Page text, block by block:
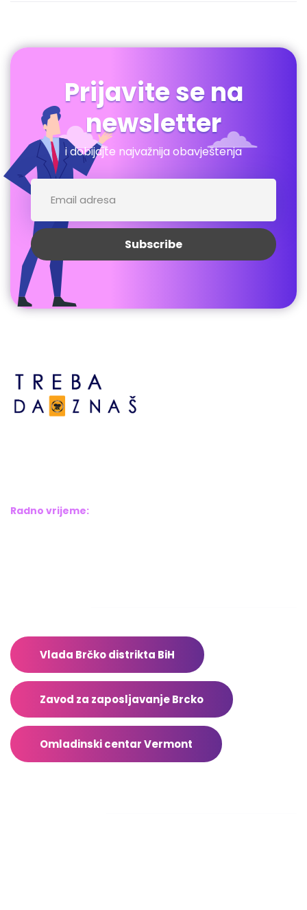
Prijavite se na
newsletter
i dobijajte najvažnija obavještenja
Radno vrijeme:
Vlada Brčko distrikta BiH
Zavod za zaposljavanje Brcko
Omladinski centar Vermont